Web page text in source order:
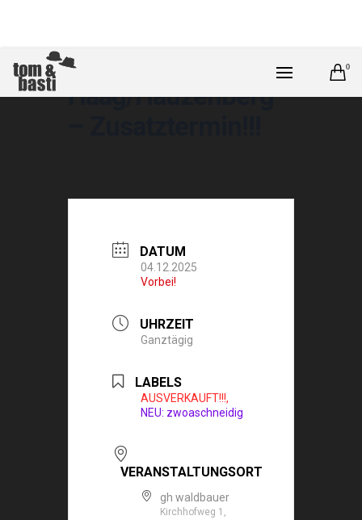
0
Haag/Hauzenberg
DATUM
04.12.2025
Vorbei!
UHRZEIT
Ganztägig
LABELS
AUSVERKAUFT!!!,
NEU: zwoaschneidig
VERANSTALTUNGSORT
gh waldbauer
Kirchhofweg 1,